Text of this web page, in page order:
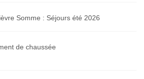
Somme : Séjours été 2026
de chaussée